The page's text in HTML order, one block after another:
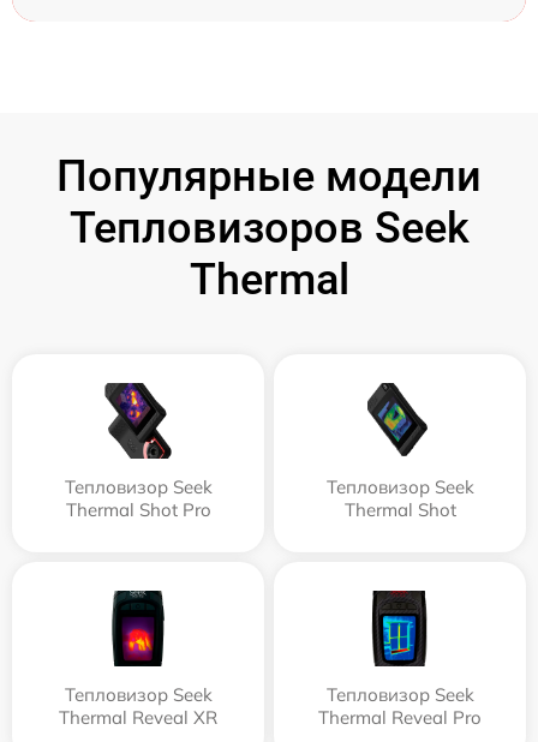
Популярные модели
Тепловизоров Seek
Thermal
Тепловизор Seek
Thermal Shot Pro
Тепловизор Seek
Thermal Shot
Тепловизор Seek
Thermal Reveal XR
Тепловизор Seek
Thermal Reveal Pro